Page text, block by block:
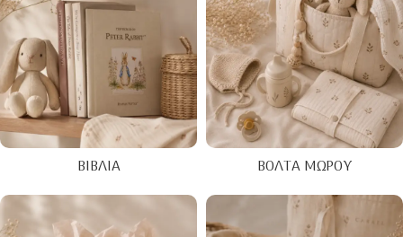
ΒΙΒΛΊΑ ΒΌΛΤΑ ΜΩΡΟΎ